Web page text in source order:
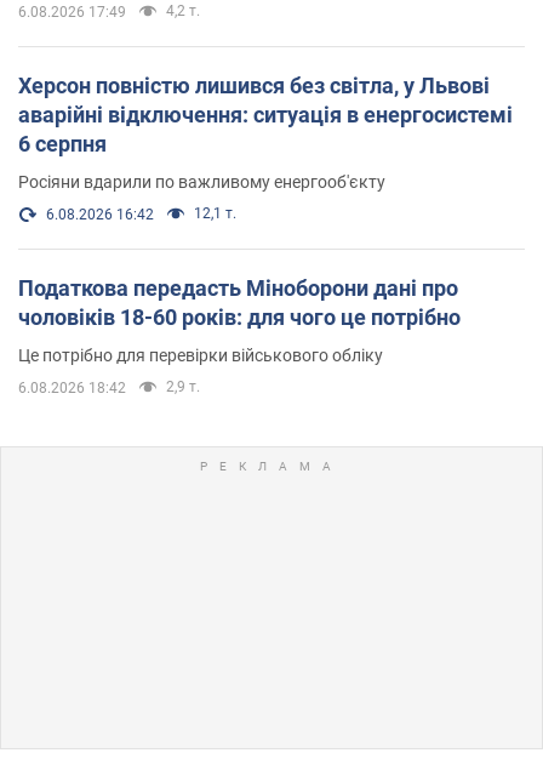
6.08.2026 17:49 4,2 т.
Херсон повністю лишився без світла, у Львові
аварійні відключення: ситуація в енергосистемі
6 серпня
Росіяни вдарили по важливому енергооб'єкту
6.08.2026 16:42 12,1 т.
Податкова передасть Міноборони дані про
чоловіків 18-60 років: для чого це потрібно
Це потрібно для перевірки військового обліку
6.08.2026 18:42 2,9 т.